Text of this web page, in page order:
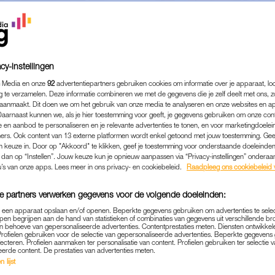
HET HOGE WOORD
IS DE MOL
ENTERTAINMENT|LINDA.
10-03-2024 | IVO VAN WOERDEN
wie één mol. Journalist Ivo van Woerden praat je
was een ontknoping die de kandidaten totaal niet
instellingen
en onze 92 advertentiepartners gebruiken cookies om informatie over je apparaat,
te verzamelen. Deze informatie combineren we met de gegevens die je zelf deelt met ons,
Dit doen we om het gebruik van onze media te analyseren en onze websites en
kunnen we, als je hier toestemming voor geeft, je gegevens gebruiken om onze
en aanbod te personaliseren en je relevante advertenties te tonen, en voor
Ook content van 13 externe platformen wordt enkel getoond met jouw toestemming.
keuze in. Door op "Akkoord" te klikken, geef je toestemming voor onderstaande
op “Instellen”. Jouw keuze kun je opnieuw aanpassen via “Privacy-instellingen”
van onze apps. Lees meer in ons privacy- en cookiebeleid.
Raadpleeg ons cookiebeleid
partners verwerken gegevens voor de volgende doeleinden:
apparaat opslaan en/of openen. Beperkte gegevens gebruiken om advertenties te
begrijpen aan de hand van statistieken of combinaties van gegevens uit verschillende
behoeve van gepersonaliseerde advertenties. Contentprestaties meten. Diensten
gebruiken voor de selectie van gepersonaliseerde advertenties. Beperkte
Profielen aanmaken ter personalisatie van content. Profielen gebruiken ter selectie
content. De prestaties van advertenties meten.
lijst